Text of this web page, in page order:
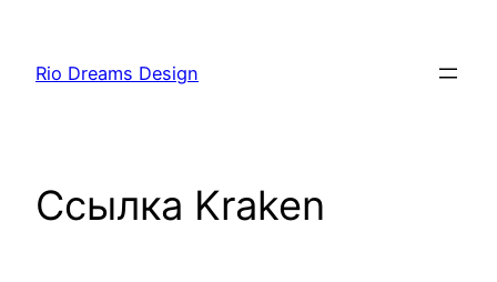
content
Rio Dreams Design
Ссылка Kraken